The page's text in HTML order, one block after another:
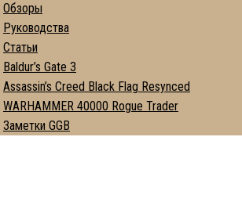
Обзоры
Руководства
Статьи
Baldur’s Gate 3
Assassin’s Creed Black Flag Resynced
WARHAMMER 40000 Rogue Trader
Заметки GGB